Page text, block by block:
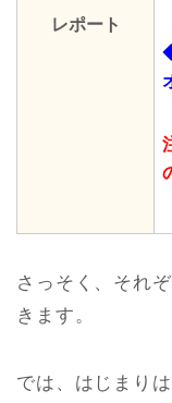
レポート
さっそく、それ
きます。
では、はじまり